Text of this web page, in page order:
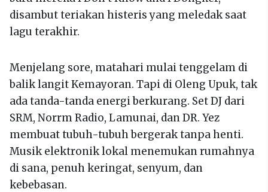
disambut teriakan histeris yang meledak saat
lagu terakhir.
Menjelang sore, matahari mulai tenggelam di
balik langit Kemayoran. Tapi di Oleng Upuk, tak
ada tanda-tanda energi berkurang. Set DJ dari
SRM, Norrm Radio, Lamunai, dan DR. Yez
membuat tubuh-tubuh bergerak tanpa henti.
Musik elektronik lokal menemukan rumahnya
di sana, penuh keringat, senyum, dan
kebebasan.